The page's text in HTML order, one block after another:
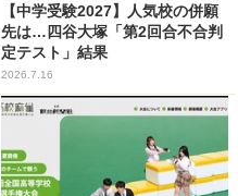
【中学受験2027】人気校の併願
先は…四谷大塚「第2回合不合判
定テスト」結果
2026.7.16